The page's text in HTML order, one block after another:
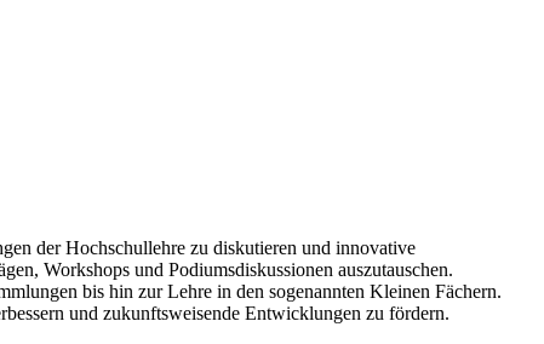
der Hochschullehre zu diskutieren und innovative
Workshops und Podiumsdiskussionen auszutauschen.
bis hin zur Lehre in den sogenannten Kleinen Fächern.
und zukunftsweisende Entwicklungen zu fördern.